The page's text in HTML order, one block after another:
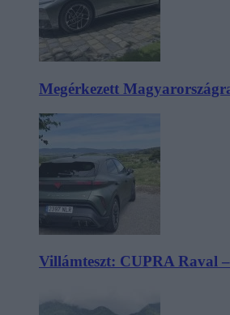
Megérkezett
Villámteszt: CUPRA Raval